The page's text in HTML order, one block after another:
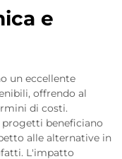
e
un eccellente
offrendo al
di costi.
beneficiano
alle alternative in
L'impatto